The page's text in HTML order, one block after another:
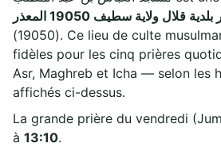
(19050). Ce lieu de culte musulman accueille les
fidèles pour les cinq prières
Asr, Maghreb et Icha — selon les
affichés ci-dessus.
La grande prière du vendredi
à 13:10.